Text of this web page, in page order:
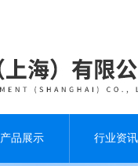
产品展示 行业资讯